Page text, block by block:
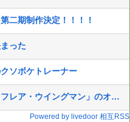
二期制作決定！！！！
った
ソボケトレーナー
【遊戯王】なんで「シャイニング・フレア・ウイングマン」のオブフレやねん
Powered by livedoor 相互RSS